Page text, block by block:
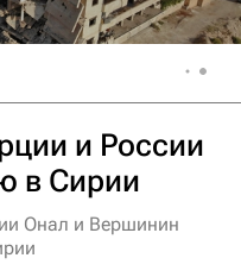
и России
в Сирии
Онал и Вершинин